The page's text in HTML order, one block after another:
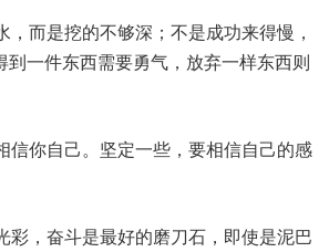
，而是挖的不够深；不是成功来得慢，
到一件东西需要勇气，放弃一样东西则
信你自己。坚定一些，要相信自己的感
彩，奋斗是最好的磨刀石，即使是泥巴